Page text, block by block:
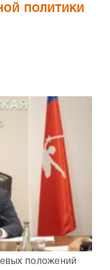
политики
положений